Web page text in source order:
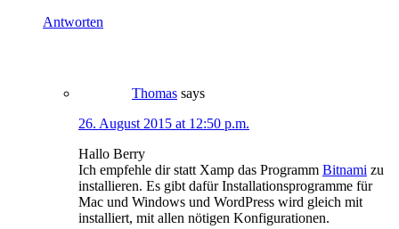
Antworten
Thomas says
26. August 2015 at 12:50 p.m.
Hallo Berry
Ich empfehle dir statt Xamp das Programm Bitnami zu
installieren. Es gibt dafür Installationsprogramme für
Mac und Windows und WordPress wird gleich mit
installiert, mit allen nötigen Konfigurationen.